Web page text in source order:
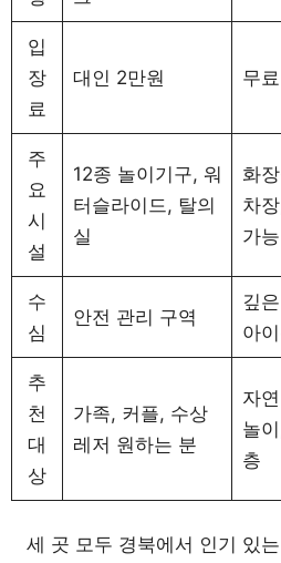
입
장
료
대인 2만원 무료
주
요
시
설
12종 놀이기구, 워
터슬라이드, 탈의
실
화
차
가능
수
심
안전 관리 구역
깊
아
추
천
대
상
가족, 커플, 수상
레저 원하는 분
자
놀
층
세 곳 모두 경북에서 인기 있